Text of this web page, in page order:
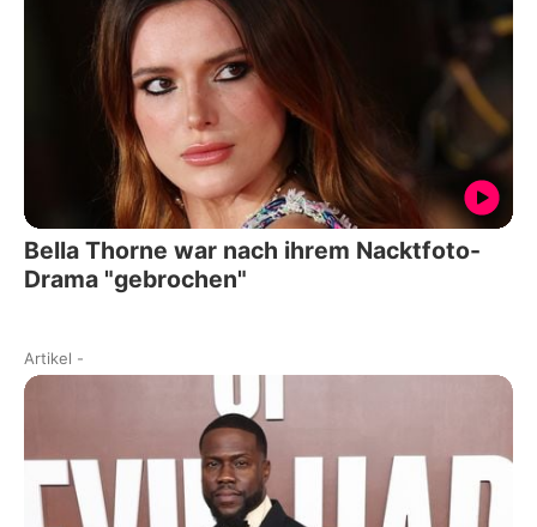
Bella Thorne war nach ihrem Nacktfoto-
Drama "gebrochen"
Artikel -